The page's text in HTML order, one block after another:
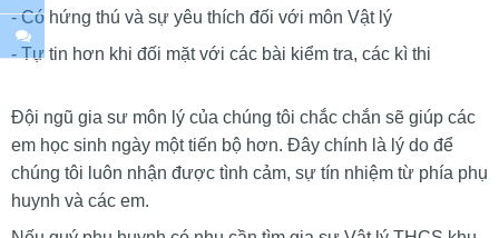
- Có hứng thú và sự yêu thích đối với môn Vật lý
- Tự tin hơn khi đối mặt với các bài kiểm tra, các kì thi
Đội ngũ gia sư môn lý của chúng tôi chắc chắn sẽ giúp các
em học sinh ngày một tiến bộ hơn. Đây chính là lý do để
chúng tôi luôn nhận được tình cảm, sự tín nhiệm từ phía phụ
huynh và các em.